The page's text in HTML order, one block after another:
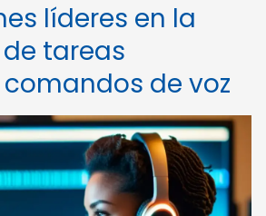
líderes en la
tareas
de voz